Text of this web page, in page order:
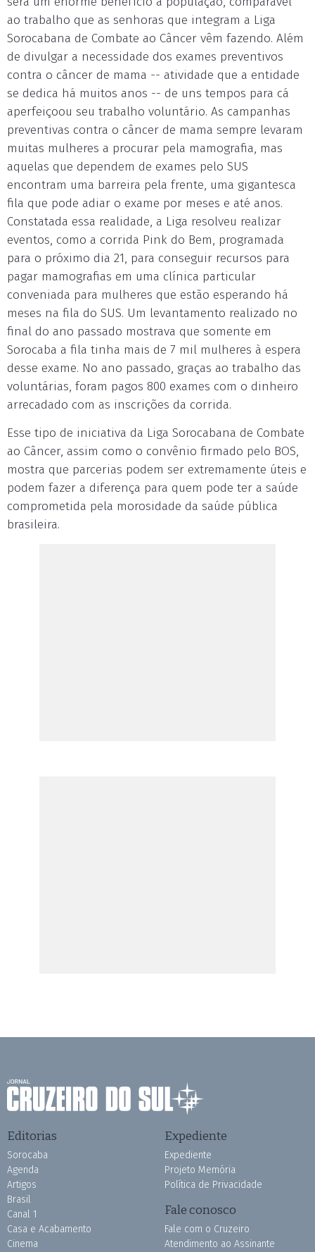
ao trabalho que as senhoras que integram a Liga
Sorocabana de Combate ao Câncer vêm fazendo. Além
de divulgar a necessidade dos exames preventivos
contra o câncer de mama -- atividade que a entidade
se dedica há muitos anos -- de uns tempos para cá
aperfeiçoou seu trabalho voluntário. As campanhas
preventivas contra o câncer de mama sempre levaram
muitas mulheres a procurar pela mamografia, mas
aquelas que dependem de exames pelo SUS
encontram uma barreira pela frente, uma gigantesca
fila que pode adiar o exame por meses e até anos.
Constatada essa realidade, a Liga resolveu realizar
eventos, como a corrida Pink do Bem, programada
para o próximo dia 21, para conseguir recursos para
pagar mamografias em uma clínica particular
conveniada para mulheres que estão esperando há
meses na fila do SUS. Um levantamento realizado no
final do ano passado mostrava que somente em
Sorocaba a fila tinha mais de 7 mil mulheres à espera
desse exame. No ano passado, graças ao trabalho das
voluntárias, foram pagos 800 exames com o dinheiro
arrecadado com as inscrições da corrida.
Esse tipo de iniciativa da Liga Sorocabana de Combate
ao Câncer, assim como o convênio firmado pelo BOS,
mostra que parcerias podem ser extremamente úteis e
podem fazer a diferença para quem pode ter a saúde
comprometida pela morosidade da saúde pública
brasileira.
Editorias
Sorocaba
Agenda
Artigos
Brasil
Canal 1
Casa e Acabamento
Cinema
Expediente
Expediente
Projeto Memória
Política de Privacidade
Fale conosco
Fale com o Cruzeiro
Atendimento ao Assinante